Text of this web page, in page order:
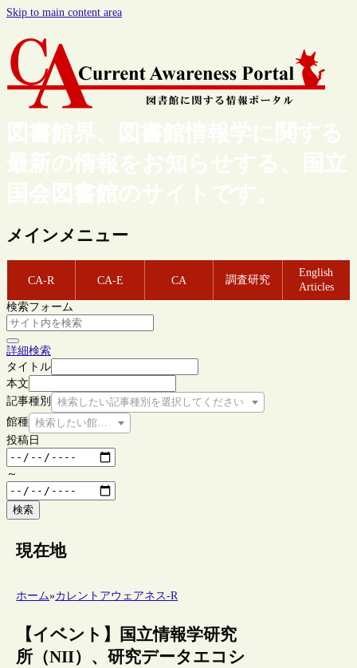
Skip to main content area
図書館界、図書館情報学に関する
最新の情報をお知らせする、国立
国会図書館のサイトです。
メインメニュー
CA-R CA-E CA 調査研究
English
Articles
検索フォーム
詳細検索
タイトル
本文
記事種別
検索したい記事種別を選択してください
館種 検索したい館種を選択してください
投稿日
～
検索
現在地
ホーム»カレントアウェアネス-R
【イベント】国立情報学研究
所（NII）、研究データエコシ